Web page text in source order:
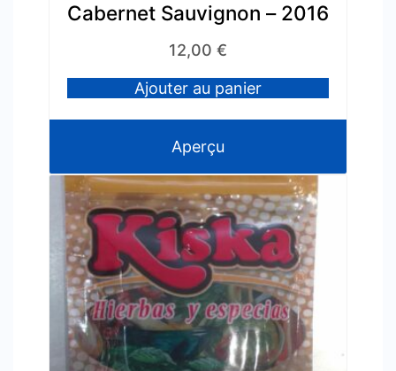
Cabernet Sauvignon – 2016
12,00 €
Ajouter au panier
Aperçu